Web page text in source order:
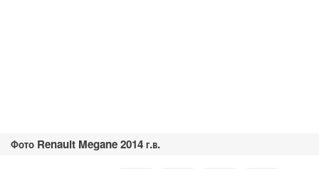
Фото Renault Megane 2014 г.в.